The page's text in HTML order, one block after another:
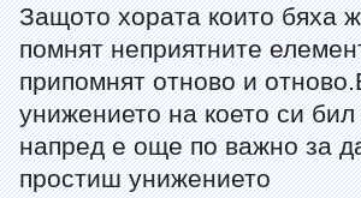
Защото хората които бяха
помнят неприятните
припомнят отново и
унижението на което си
напред е още по важно за
простиш унижението